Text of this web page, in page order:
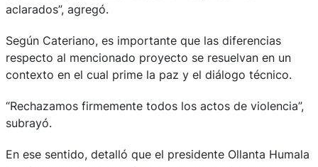
aclarados”, agregó.
Según Cateriano, es importante que las diferencias
respecto al mencionado proyecto se resuelvan en un
contexto en el cual prime la paz y el diálogo técnico.
“Rechazamos firmemente todos los actos de violencia”,
subrayó.
En ese sentido, detalló que el presidente Ollanta Humala